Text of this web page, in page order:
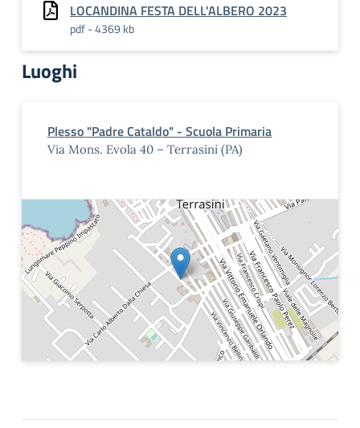
LOCANDINA FESTA DELL'ALBERO 2023
pdf - 4369 kb
Luoghi
Plesso "Padre Cataldo" - Scuola Primaria
Via Mons. Evola 40 – Terrasini (PA)